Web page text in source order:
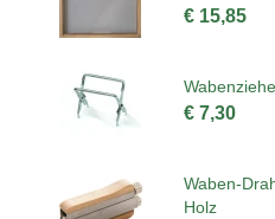
€ 15,85
€ 7,30
Waben-
Holz